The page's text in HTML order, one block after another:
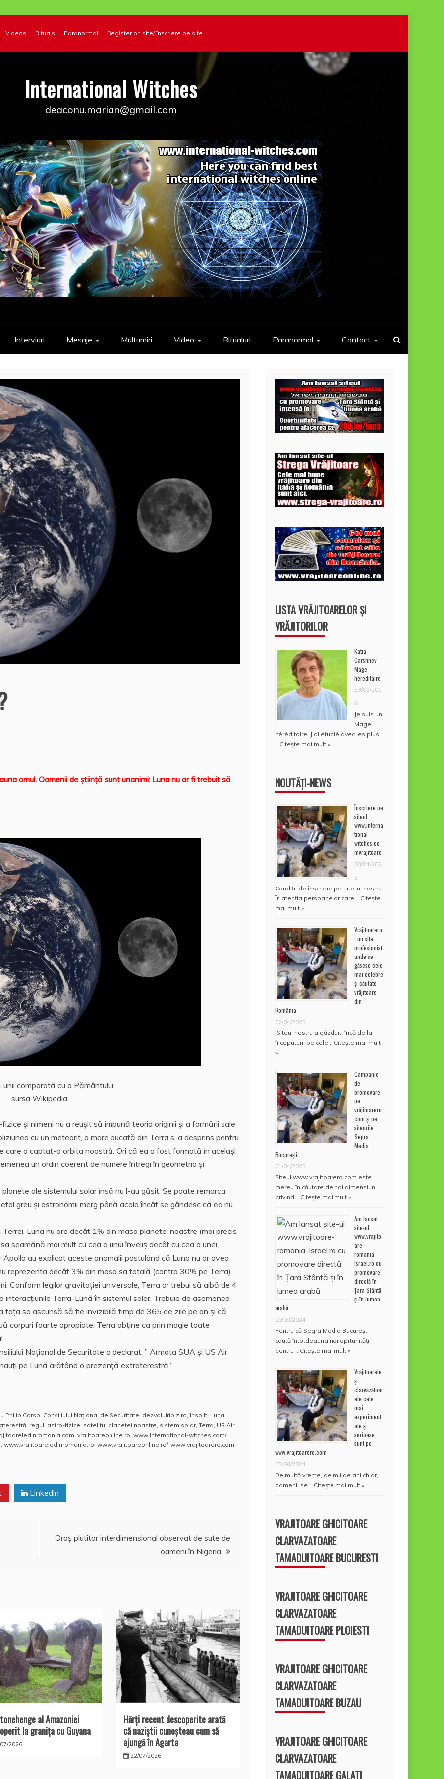
Videos Rituals Paranormal
Register on site/ înscriere pe site
International Witches
deaconu.marian@gmail.com
Interviuri Mesaje Multumiri Video Ritualuri Paranormal Contact
omul. Oamenii de ştiinţă sunt unanimi: Luna nu ar fi trebuit să
comparată cu a Pământului
sursa Wikipedia
şi nimeni nu a reuşit să impună teoria originii şi a formării sale
cu un meteorit, o mare bucată din Terra s-a desprins pentru
care a captat-o orbita noastră. Ori că ea a fost formată în acelaşi
un ordin coerent de numere întregi în geometria şi
ale sistemului solar însă nu l-au găsit. Se poate remarca
greu şi astronomii merg până acolo încât se gândesc că ea nu
Luna nu are decât 1% din masa planetei noastre (mai precis
seamănă mai mult cu cea a unui înveliş decât cu cea a unei
au explicat aceste anomalii postulând că Luna nu ar avea
reprezenta decât 3% din masa sa totală (contra 30% pe Terra).
Conform legilor gravitaţiei universale, Terra ar trebui să aibă de 4
Terra-Lună în sistemul solar. Trebuie de asemenea
faţa sa ascunsă să fie invizibilă timp de 365 de zile pe an şi că
corpuri foarte apropiate, Terra obţine ca prin magie toate
Naţional de Securitate a declarat: ” Armata SUA şi US Air
pe Lună arătând o prezenţă extraterestră”.
Philip Corso, Consiliului Naţional de Securitate, dezvaluiribiz.ro, Insolit, Luna,
, reguli astro-fizice, satelitul planetei noastre, sistem solar, Terra, US Air
, vrajitoareonline.ro, www.international-witches.com/,
, www.vrajitoareledinromania.ro, www.vrajitoareonline.ro/, www.vrajitoarero.com,
Linkedin
Oraş plutitor interdimensional observat de sute de
oameni în Nigeria
al Amazoniei
la graniţa cu Guyana
2026
Hărţi recent descoperite arată
că naziştii cunoşteau cum să
ajungă în Agarta
22/07/2026
LISTA VRĂJITOARELOR ȘI
VRĂJITORILOR
Katia
Carshnev:
Mage
héréditaire
23/05/201
6
Je suis un
Mage
héréditaire. J'ai étudié avec les plus
Citește mai mult »
NOUTĂȚI-NEWS
Înscriere pe
siteul
www.interna
tional-
witches.co
mvrajitoare
03/04/202
5
Condiţii de înscriere pe site-ul nostru
În atenţia persoanelor care … Citește
mai mult »
Vrăjitoarero
, un site
profesionist
unde se
găsesc cele
mai celebre
și căutate
vrăjitoare
din
România
02/04/2025
Siteul nostru a găzduit, încă de la
începuturi, pe cele … Citește mai mult
»
Campanie
de
promovare
pe
vrăjitoarero.
com și pe
siteurile
Segra
Media
București
01/04/2025
Siteul www.vrajitoarero.com este
mereu în căutare de noi dimensiuni
privind … Citește mai mult »
Am lansat
site-ul
www.vrajito
are-
romania-
Israel.ro cu
promovare
directă în
Țara Sfântă
și în lumea
arabă
20/09/2024
Pentru că Segra Media București
caută întotdeauna noi oprtunități
pentru … Citește mai mult »
Vrăjitoarele
și
clarvăzătoar
ele cele
mai
experiment
ate și
serioase
sunt pe
www.vrajitoarero.com
05/08/2024
De multă vreme, de mii de ani chiar,
oamenii se … Citește mai mult »
VRAJITOARE GHICITOARE
CLARVAZATOARE
TAMADUITOARE BUCURESTI
VRAJITOARE GHICITOARE
CLARVAZATOARE
TAMADUITOARE PLOIESTI
VRAJITOARE GHICITOARE
CLARVAZATOARE
TAMADUITOARE BUZAU
VRAJITOARE GHICITOARE
CLARVAZATOARE
TAMADUITOARE GALATI